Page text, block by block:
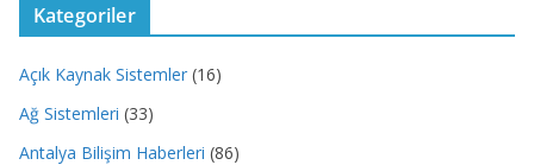
Kategoriler
Açık Kaynak Sistemler (16)
Ağ Sistemleri (33)
Antalya Bilişim Haberleri (86)